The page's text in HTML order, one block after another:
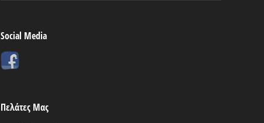
Social Media
Πελάτες Μας